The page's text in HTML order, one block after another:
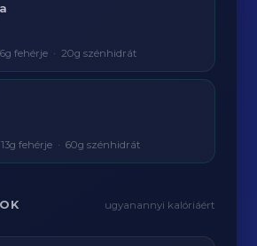
fehérje · 20g szénhidrát
fehérje · 60g szénhidrát
ugyanannyi kalóriáért